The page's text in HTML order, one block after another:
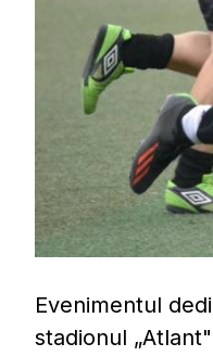
Evenimentul
stadionul